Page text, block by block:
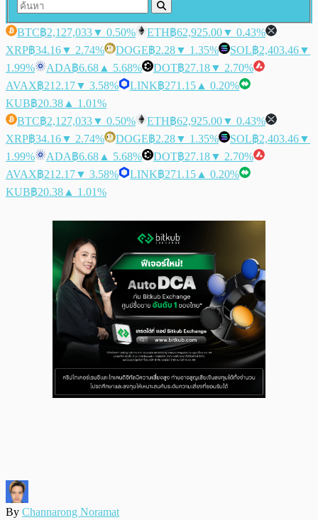
BTC฿2,127,033▼ 0.50% ETH฿62,925.00▼ 0.43%
XRP฿34.16▼ 2.74% DOGE฿2.28▼ 1.35% SOL฿2,403.46▼
1.99%
ADA฿6.68 ▲ 5.68% DOT฿27.18▼ 2.70%
AVAX฿212.17▼ 3.58% LINK฿271.15 ▲ 0.20%
KUB฿20.38 ▲ 1.01%
BTC฿2,127,033▼ 0.50% ETH฿62,925.00▼ 0.43%
XRP฿34.16▼ 2.74% DOGE฿2.28▼ 1.35% SOL฿2,403.46▼
1.99%
ADA฿6.68 ▲ 5.68% DOT฿27.18▼ 2.70%
AVAX฿212.17▼ 3.58% LINK฿271.15 ▲ 0.20%
KUB฿20.38 ▲ 1.01%
By Channarong Noramat